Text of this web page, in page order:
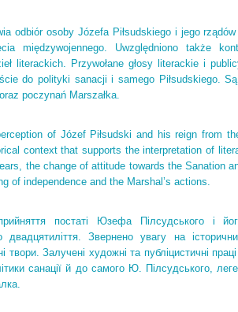
odbiór osoby Józefa Piłsudskiego i jego
międzywojennego. Uwzględniono także
literackich. Przywołane głosy literackie i
do polityki sanacji i samego Piłsudskiego.
poczynań Marszałka.
of Józef Piłsudski and his reign from
context that supports the interpretation of
the change of attitude towards the Sanation
of independence and the Marshal’s actions.
постаті Юзефа Пілсудського і
двадцятиліття. Звернено увагу на
твори. Залучені художні та публіцистичні
санації й до самого Ю. Пілсудського,